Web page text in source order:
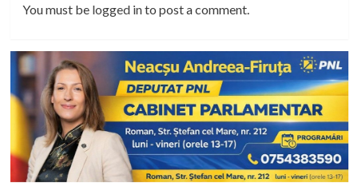
You must be logged into post a comment.